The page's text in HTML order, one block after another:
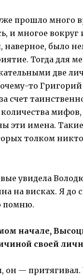
прошло много
и многое вокруг
наверное, было
Тогда для
две
то Григорий
счет
эти имена.
толком
увидела
на висках. Я до
помню.
начале,
своей
он — притягивал.